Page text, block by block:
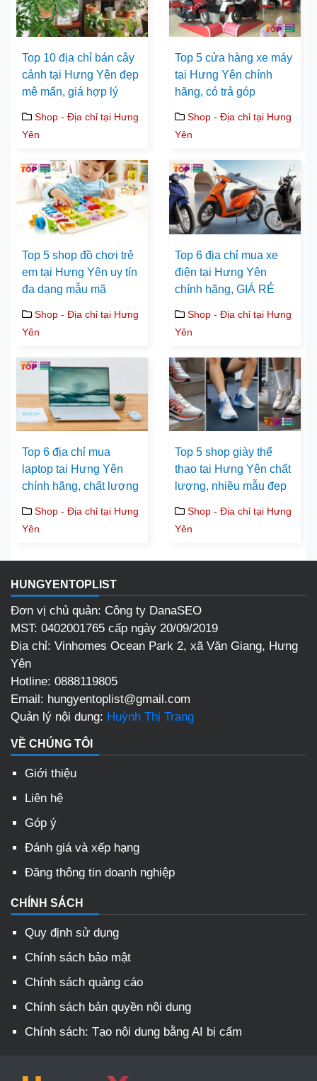
Top 10 địa chỉ bán cây
cảnh tại Hưng Yên đẹp
mê mẩn, giá hợp lý
Shop - Địa chỉ tại Hưng
Yên
Top 5 cửa hàng xe máy
tại Hưng Yên chính
hãng, có trả góp
Shop - Địa chỉ tại Hưng
Yên
Top 5 shop đồ chơi trẻ
em tại Hưng Yên uy tín
đa dạng mẫu mã
Shop - Địa chỉ tại Hưng
Yên
Top 6 địa chỉ mua xe
điện tại Hưng Yên
chính hãng, GIÁ RẺ
Shop - Địa chỉ tại Hưng
Yên
Top 6 địa chỉ mua
laptop tại Hưng Yên
chính hãng, chất lượng
Shop - Địa chỉ tại Hưng
Yên
Top 5 shop giày thể
thao tại Hưng Yên chất
lượng, nhiều mẫu đẹp
Shop - Địa chỉ tại Hưng
Yên
HUNGYENTOPLIST
Đơn vị chủ quản: Công ty DanaSEO
MST: 0402001765 cấp ngày 20/09/2019
Địa chỉ: Vinhomes Ocean Park 2, xã Văn Giang, Hưng
Yên
Hotline: 0888119805
Email: hungyentoplist@gmail.com
Quản lý nội dung: Huỳnh Thị Trang
VỀ CHÚNG TÔI
Giới thiệu
Liên hệ
Góp ý
Đánh giá và xếp hạng
Đăng thông tin doanh nghiệp
CHÍNH SÁCH
Quy định sử dụng
Chính sách bảo mật
Chính sách quảng cáo
Chính sách bản quyền nội dung
Chính sách: Tạo nội dung bằng AI bị cấm